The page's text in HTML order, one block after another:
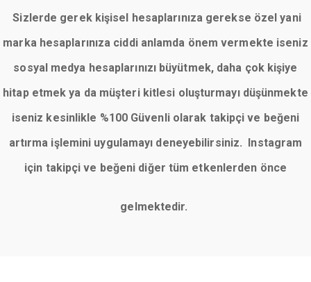
Sizlerde gerek kişisel hesaplarınıza gerekse özel yani
marka hesaplarınıza ciddi anlamda önem vermekte iseniz
sosyal medya hesaplarınızı büyütmek, daha çok kişiye
hitap etmek ya da müşteri kitlesi oluşturmayı düşünmekte
iseniz kesinlikle %100 Güvenli olarak takipçi ve beğeni
artırma işlemini uygulamayı deneyebilirsiniz. Instagram
için takipçi ve beğeni diğer tüm etkenlerden önce
gelmektedir.